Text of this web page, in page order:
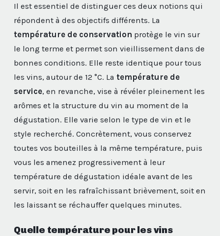
Il est essentiel de distinguer ces deux notions qui
répondent à des objectifs différents. La
température de conservation protège le vin sur
le long terme et permet son vieillissement dans de
bonnes conditions. Elle reste identique pour tous
les vins, autour de 12 °C. La température de
service, en revanche, vise à révéler pleinement les
arômes et la structure du vin au moment de la
dégustation. Elle varie selon le type de vin et le
style recherché. Concrètement, vous conservez
toutes vos bouteilles à la même température, puis
vous les amenez progressivement à leur
température de dégustation idéale avant de les
servir, soit en les rafraîchissant brièvement, soit en
les laissant se réchauffer quelques minutes.
Quelle température pour les vins